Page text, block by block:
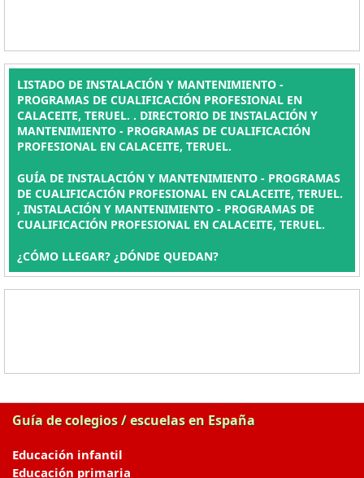
LISTADO DE INSTALACIÓN Y MANTENIMIENTO -
PROGRAMAS DE CUALIFICACIÓN PROFESIONAL EN
CALACEITE, TERUEL. . DIRECTORIO DE INSTALACIÓN Y
MANTENIMIENTO - PROGRAMAS DE CUALIFICACIÓN
PROFESIONAL EN CALACEITE, TERUEL.
GUÍA DE INSTALACIÓN Y MANTENIMIENTO - PROGRAMAS
DE CUALIFICACIÓN PROFESIONAL EN CALACEITE, TERUEL.
, INSTALACIÓN Y MANTENIMIENTO - PROGRAMAS DE
CUALIFICACIÓN PROFESIONAL EN CALACEITE, TERUEL.
¿CÓMO LLEGAR? ¿DÓNDE QUEDAN?
Guía de colegios / escuelas en España
Educación infantil
Educación primaria